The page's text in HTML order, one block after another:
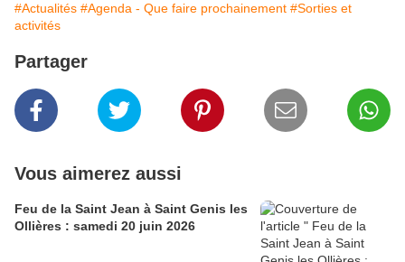
#Actualités #Agenda - Que faire prochainement #Sorties et
activités
Partager
Vous aimerez aussi
Feu de la Saint Jean à Saint Genis les
Ollières : samedi 20 juin 2026